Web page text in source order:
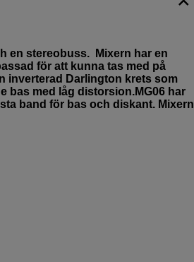
en stereobuss. Mixern har en
för att kunna tas med på
inverterad Darlington krets som
bas med låg distorsion.MG06 har
band för bas och diskant. Mixern